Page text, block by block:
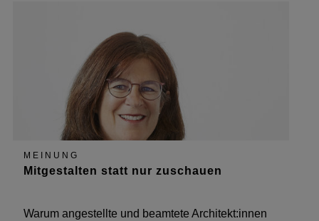
MEINUNG
Mitgestalten statt nur zuschauen
Warum angestellte und beamtete Architekt:innen